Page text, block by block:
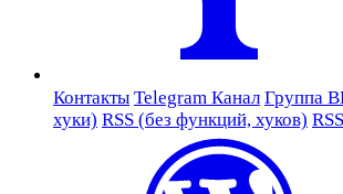
Контакты Telegram Канал Группа
хуки) RSS (без функций, хуков)